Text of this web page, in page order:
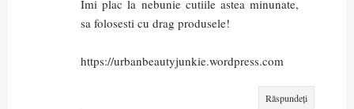
Imi plac la nebunie cutiile astea minunate,
sa folosesti cu drag produsele!
https://urbanbeautyjunkie.wordpress.com
Răspundeți